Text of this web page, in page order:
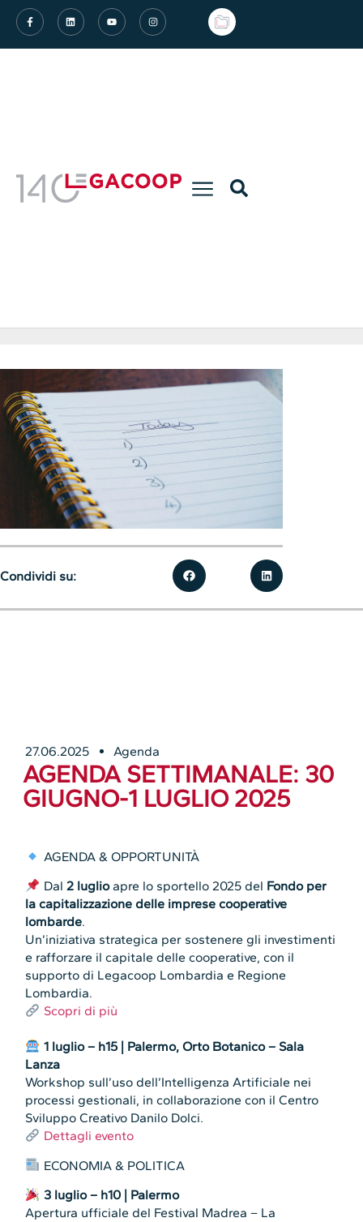
27.06.2025 Agenda
AGENDA SETTIMANALE: 30
GIUGNO-1 LUGLIO 2025
AGENDA & OPPORTUNITÀ
Dal 2 luglioapre lo sportello 2025 del Fondo per
la capitalizzazione delle imprese cooperative
lombarde.
Un’iniziativa strategica per sostenere gli investimenti
e rafforzare il capitale delle cooperative, con il
supporto di Legacoop Lombardia e Regione
Lombardia.
Scopri di più
1 luglio – h15 | Palermo, Orto Botanico – Sala
Lanza
Workshop sull’uso dell’Intelligenza Artificiale nei
processi gestionali, in collaborazione con il Centro
Sviluppo Creativo Danilo Dolci.
Dettagli evento
ECONOMIA & POLITICA
3 luglio – h10 | Palermo
Apertura ufficiale del Festival Madrea – La
Condividi su: